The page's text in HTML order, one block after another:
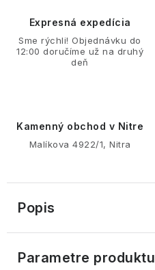
Expresná expedícia
Sme rýchli! Objednávku do
12:00 doručíme už na druhý
deň
Kamenný obchod v Nitre
Malíkova 4922/1, Nitra
Popis
Parametre produktu